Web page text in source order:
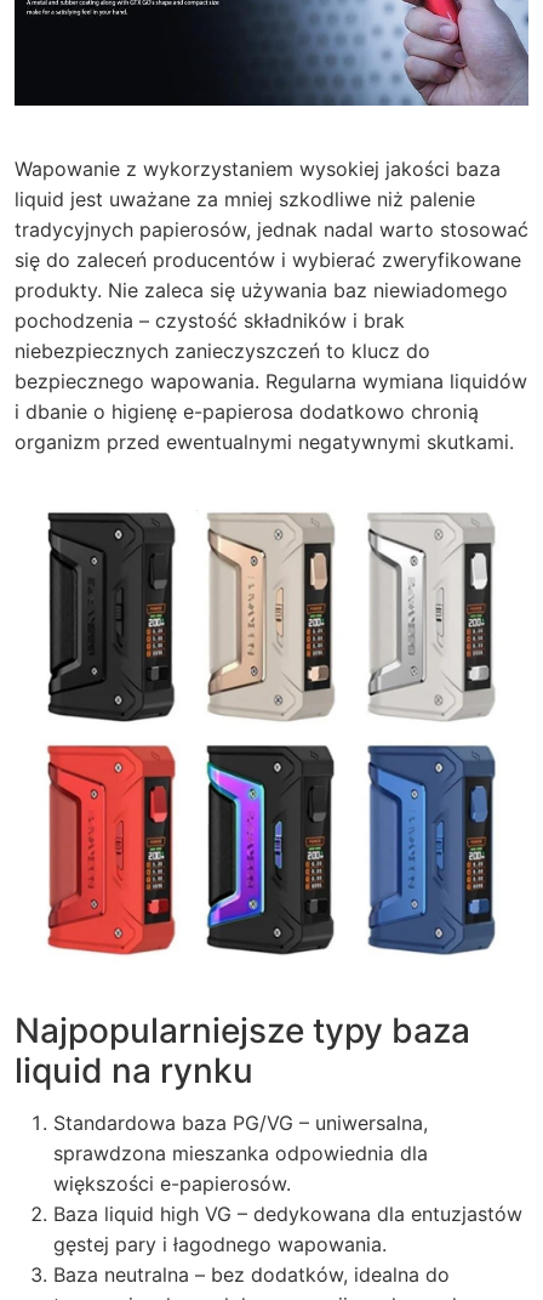
Wapowanie z wykorzystaniem wysokiej jakości baza
liquid jest uważane za mniej szkodliwe niż palenie
tradycyjnych papierosów, jednak nadal warto stosować
się do zaleceń producentów i wybierać zweryfikowane
produkty. Nie zaleca się używania baz niewiadomego
pochodzenia – czystość składników i brak
niebezpiecznych zanieczyszczeń to klucz do
bezpiecznego wapowania. Regularna wymiana liquidów
i dbanie o higienę e-papierosa dodatkowo chronią
organizm przed ewentualnymi negatywnymi skutkami.
Najpopularniejsze typy baza
liquid na rynku
Standardowa baza PG/VG – uniwersalna,
sprawdzona mieszanka odpowiednia dla
większości e-papierosów.
Baza liquid high VG – dedykowana dla entuzjastów
gęstej pary i łagodnego wapowania.
Baza neutralna – bez dodatków, idealna do